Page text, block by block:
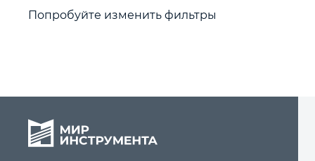
Силовое оборудование
Попробуйте изменить фильтры